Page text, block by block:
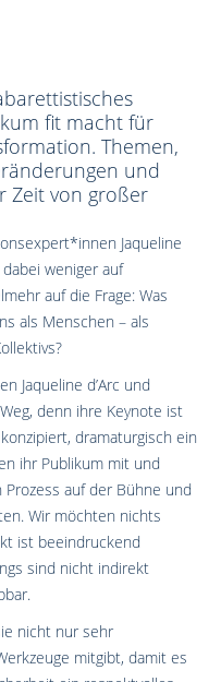
fit macht für
Themen,
und
Zeit von großer
Jaqueline
weniger auf
auf die Frage: Was
als Menschen – als
Jaqueline d’Arc und
denn ihre Keynote ist
dramaturgisch ein
ihr Publikum mit und
auf der Bühne und
Wir möchten nichts
ist beeindruckend
sind nicht indirekt
nicht nur sehr
mitgibt, damit es